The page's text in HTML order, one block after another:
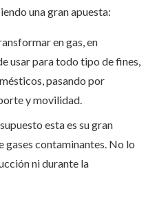
una gran apuesta:
en gas, en
usar para todo tipo de fines,
pasando por
y movilidad.
esta es su gran
gases contaminantes. No lo
ni durante la